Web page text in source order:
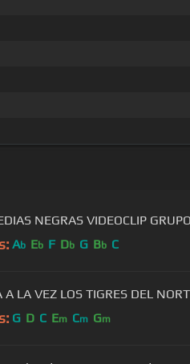
NEGRAS VIDEOCLIP
Ab Eb F Db G Bb C
A LA VEZ LOS TIGRES DEL
G D C Em Cm Gm